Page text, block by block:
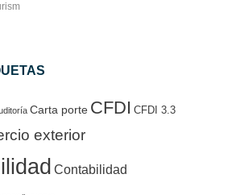
Carta porte CFDI CFDI 3.3
exterior
Contabilidad